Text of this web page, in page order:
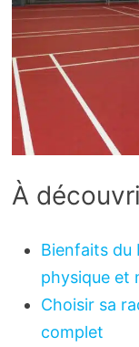
À
Bienfaits du
physique et
Choisir sa
complet